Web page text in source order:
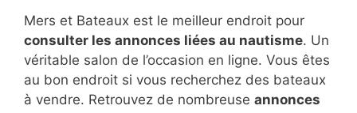
Mers et Bateaux est le meilleur endroit pour
consulter les annonces liées au nautisme. Un
véritable salon de l’occasion en ligne. Vous êtes
au bon endroit si vous recherchez des bateaux
à vendre. Retrouvez de nombreuse annonces